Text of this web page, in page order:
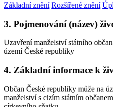
Základní znění Rozšířené znění
3. Pojmenování (název)
Uzavření manželství státního
území České republiky
4. Základní informace k
Občan České republiky může na
manželství s cizím státním